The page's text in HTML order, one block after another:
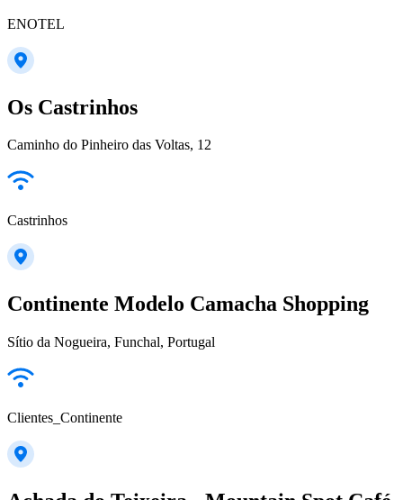
ENOTEL
Os Castrinhos
Caminho do Pinheiro das Voltas, 12
Castrinhos
Continente Modelo Camacha Shopping
Sítio da Nogueira, Funchal, Portugal
Clientes_Continente